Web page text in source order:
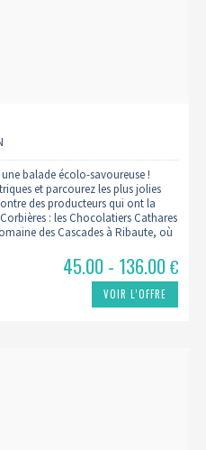
balade écolo-savoureuse !
et parcourez les plus jolies
des producteurs qui ont la
: les Chocolatiers Cathares
des Cascades à Ribaute, où
45.00 - 136.00€
VOIR L’OFFRE